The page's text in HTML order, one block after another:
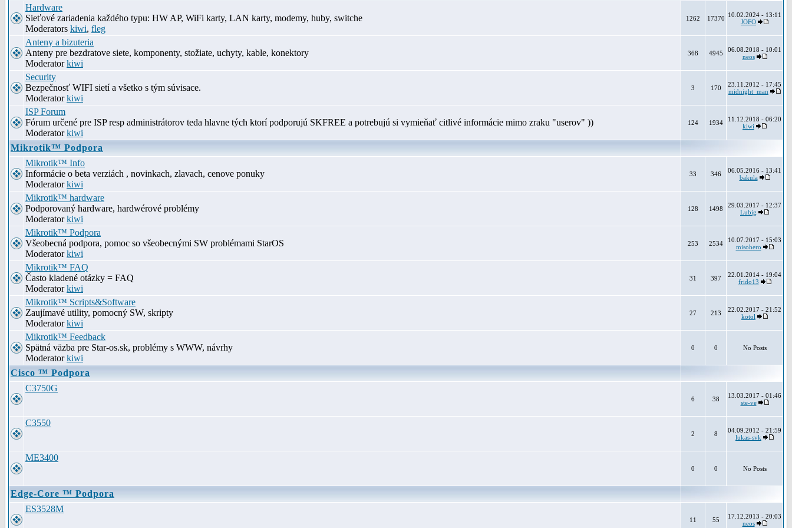
Hardware
Sieťové zariadenia každého typu: HW AP, WiFi karty, LAN karty, modemy, huby, switche
Moderators kiwi, fleg
1262 17370 10.02.2024 - 13:11
JOFO
Anteny a bizuteria
Anteny pre bezdratove siete, komponenty, stožiate, uchyty, kable, konektory
Moderatorkiwi
368 4945
06.08.2018 - 10:01
neos
Security
Bezpečnosť WIFI sietí a všetko s tým súvisace.
Moderatorkiwi
3 170
23.11.2012 - 17:45
midnight_man
ISP Forum
Fórum určené pre ISP resp administrátorov teda hlavne tých ktorí podporujú SKFREE a potrebujú si vymieňať citlivé informácie mimo zraku "userov" ))
Moderatorkiwi
124 1934
11.12.2018 - 06:20
kiwi
Mikrotik™ Podpora
Mikrotik™ Info
Informácie o beta verziách , novinkach, zlavach, cenove ponuky
Moderatorkiwi
33 346
06.05.2016 - 13:41
bakula
Mikrotik™ hardware
Podporovaný hardware, hardwérové problémy
Moderatorkiwi
128 1498
29.03.2017 - 12:37
Lubig
Mikrotik™ Podpora
Všeobecná podpora, pomoc so všeobecnými SW problémami StarOS
Moderatorkiwi
253 2534
10.07.2017 - 15:03
misohero
Mikrotik™ FAQ
Často kladené otázky = FAQ
Moderatorkiwi
31 397
22.01.2014 - 19:04
frido13
Mikrotik™ Scripts&Software
Zaujímavé utility, pomocný SW, skripty
Moderatorkiwi
27 213
22.02.2017 - 21:52
kotol
Mikrotik™ Feedback
Spätná väzba pre Star-os.sk, problémy s WWW, návrhy
Moderatorkiwi
0 0 No Posts
Cisco ™ Podpora
C3750G
6 38
13.03.2017 - 01:46
ste-ve
C3550
2 8
04.09.2012 - 21:59
lukas-svk
ME3400
0 0 No Posts
Edge-Core ™ Podpora
ES3528M
11 55
17.12.2013 - 20:03
neos